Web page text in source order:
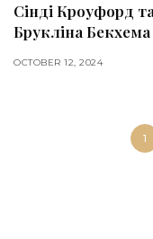
Сінді Кроуфорд
Брукліна Бекхема
OCTOBER 12, 2024
1